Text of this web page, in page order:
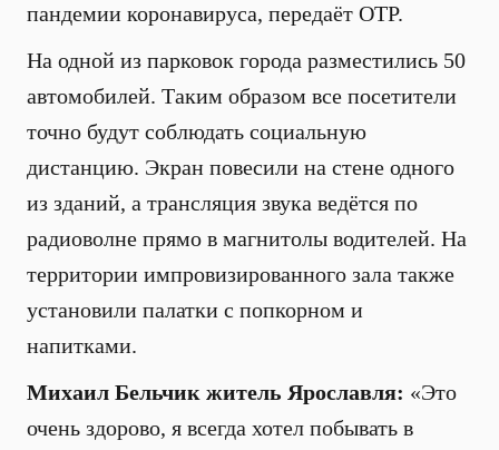
пандемии коронавируса, передаёт ОТР.
На одной из парковок города разместились 50
автомобилей. Таким образом все посетители
точно будут соблюдать социальную
дистанцию. Экран повесили на стене одного
из зданий, а трансляция звука ведётся по
радиоволне прямо в магнитолы водителей. На
территории импровизированного зала также
установили палатки с попкорном и
напитками.
Михаил Бельчик житель Ярославля: «Это
очень здорово, я всегда хотел побывать в